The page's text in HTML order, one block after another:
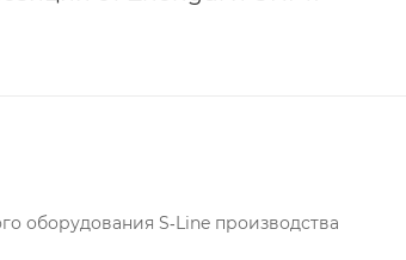
оборудования S‐Line производства